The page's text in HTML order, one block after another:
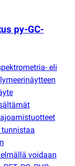
py-GC-
eli
tunnistaa
voidaan